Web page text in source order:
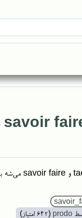
prodo
(
642 امتیاز)